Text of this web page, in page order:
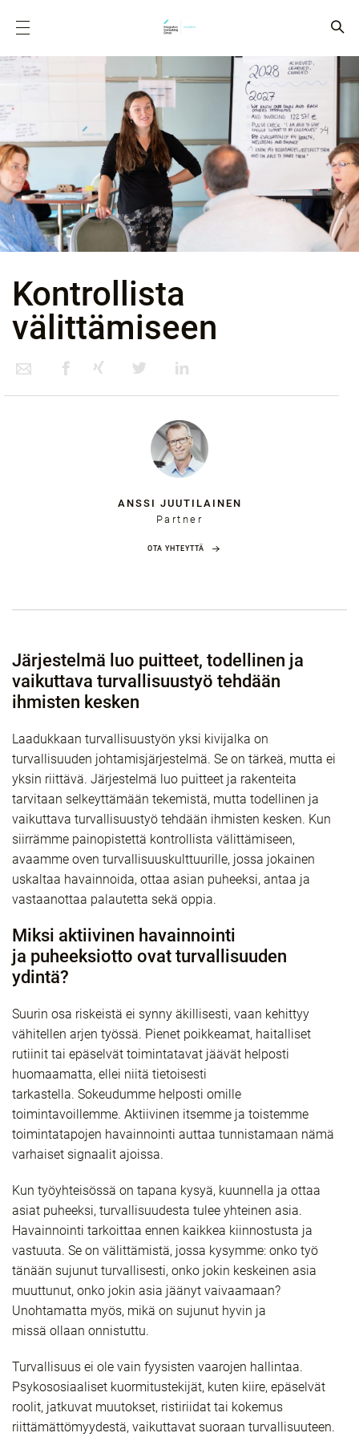
Kontrollista
välittämiseen
ANSSI JUUTILAINEN
Partner
OTA YHTEYTTÄ
Järjestelmä luo puitteet, todellinen ja
vaikuttava turvallisuustyö tehdään
ihmisten kesken
Laadukkaan turvallisuustyön yksi kivijalka on
turvallisuuden johtamisjärjestelmä. Se on tärkeä, mutta ei
yksin riittävä. Järjestelmä luo puitteet ja rakenteita
tarvitaan selkeyttämään tekemistä, mutta todellinen ja
vaikuttava turvallisuustyö tehdään ihmisten kesken. Kun
siirrämme painopistettä kontrollista välittämiseen,
avaamme oven turvallisuuskulttuurille, jossa jokainen
uskaltaa havainnoida, ottaa asian puheeksi, antaa ja
vastaanottaa palautetta sekä oppia.
Miksi aktiivinen havainnointi
ja puheeksiotto ovat turvallisuuden
ydintä?
Suurin osa riskeistä ei synny äkillisesti, vaan kehittyy
vähitellen arjen työssä. Pienet poikkeamat, haitalliset
rutiinit tai epäselvät toimintatavat jäävät helposti
huomaamatta, ellei niitä tietoisesti
tarkastella. Sokeudumme helposti omille
toimintavoillemme. Aktiivinen itsemme ja toistemme
toimintatapojen havainnointi auttaa tunnistamaan nämä
varhaiset signaalit ajoissa.
Kun työyhteisössä on tapana kysyä, kuunnella ja ottaa
asiat puheeksi, turvallisuudesta tulee yhteinen asia.
Havainnointi tarkoittaa ennen kaikkea kiinnostusta ja
vastuuta. Se on välittämistä, jossa kysymme: onko työ
tänään sujunut turvallisesti, onko jokin keskeinen asia
muuttunut, onko jokin asia jäänyt vaivaamaan?
Unohtamatta myös, mikä on sujunut hyvin ja
missä ollaan onnistuttu.
Turvallisuus ei ole vain fyysisten vaarojen hallintaa.
Psykososiaaliset kuormitustekijät, kuten kiire, epäselvät
roolit, jatkuvat muutokset, ristiriidat tai kokemus
riittämättömyydestä, vaikuttavat suoraan turvallisuuteen.